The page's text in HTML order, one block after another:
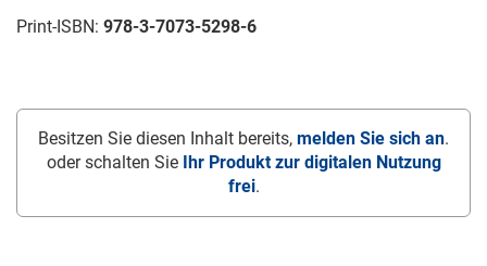
Print-ISBN: 978-3-7073-5298-6
Besitzen Sie diesen Inhalt bereits, melden Sie sich an.
oder schalten Sie
Ihr Produkt zur digitalen Nutzung
frei.